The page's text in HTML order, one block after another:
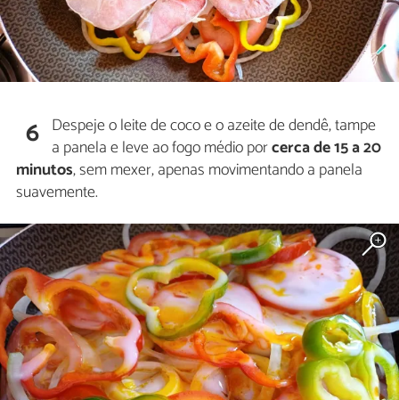
6 Despeje o leite de coco e o azeite de dendê, tampe
a panela e leve ao fogo médio porcerca de 15 a 20
minutos, sem mexer, apenas movimentando a panela
suavemente.